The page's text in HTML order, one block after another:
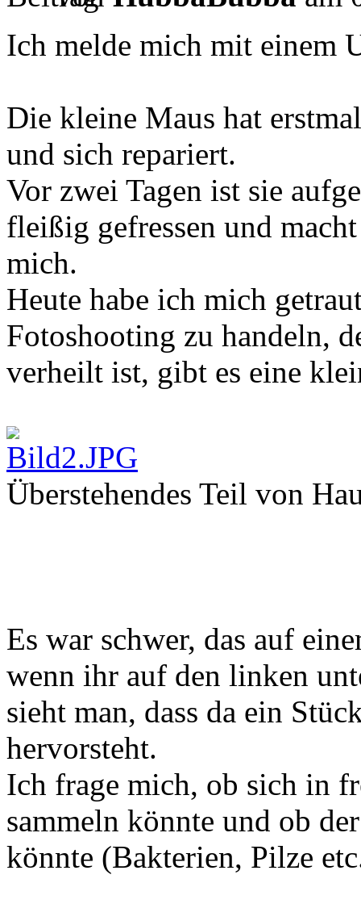
Ich melde mich mit einem
Die kleine Maus hat
und sich repariert.
Vor zwei Tagen ist sie
fleißig gefressen und
mich.
Heute habe ich mich
Fotoshooting zu handeln,
verheilt ist, gibt es eine
Überstehendes Teil von
Es war schwer, das auf
wenn ihr auf den linken
sieht man, dass da ein
hervorsteht.
Ich frage mich, ob sich in
sammeln könnte und ob
könnte (Bakterien, Pilze